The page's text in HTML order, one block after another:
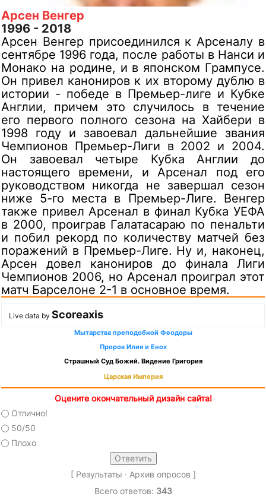
Арсен Венгер
1996 - 2018
Арсен Венгер присоединился к Арсеналу в
сентябре 1996 года, после работы в Нанси и
Монако на родине, и в японском Грампусе.
Он привел канониров к их второму дублю в
истории - победе в Премьер-лиге и Кубке
Англии, причем это случилось в течение
его первого полного сезона на Хайбери в
1998 году и завоевал дальнейшие звания
Чемпионов Премьер-Лиги в 2002 и 2004.
Он завоевал четыре Кубка Англии до
настоящего времени, и Арсенал под его
руководством никогда не завершал сезон
ниже 5-го места в Премьер-Лиге. Венгер
также привел Арсенал в финал Кубка УЕФА
в 2000, проиграв Галатасараю по пенальти
и побил рекорд по количеству матчей без
поражений в Премьер-Лиге. Ну и, наконец,
Арсен довел канониров до финала Лиги
Чемпионов 2006, но Арсенал проиграл этот
матч Барселоне 2-1 в основное время.
Live data by Scoreaxis
Мытарства преподобной Феодоры
Пророк Илия и Енох
Страшный Суд Божий. Видение Григория
Царская Империя
Оцените окончательный дизайн сайта!
Отлично!
50/50
Плохо
[ Результаты · Архив опросов ]
Всего ответов: 343